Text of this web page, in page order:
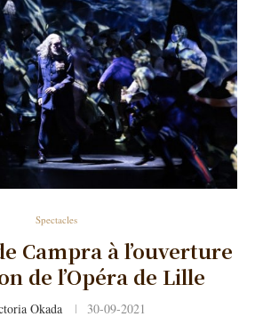
Spectacles
Campra à l’ouverture
de l’Opéra de Lille
Okada 30-09-2021